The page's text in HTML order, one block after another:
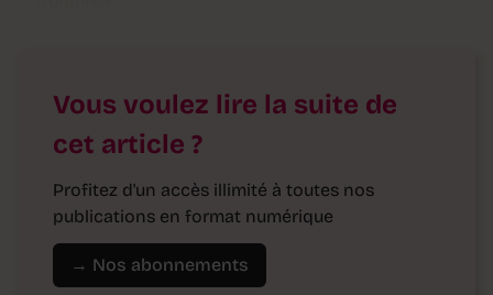
Vous voulez lire la suite de
cet article ?
Profitez d'un accès illimité à toutes nos
publications en format numérique
→ Nos abonnements